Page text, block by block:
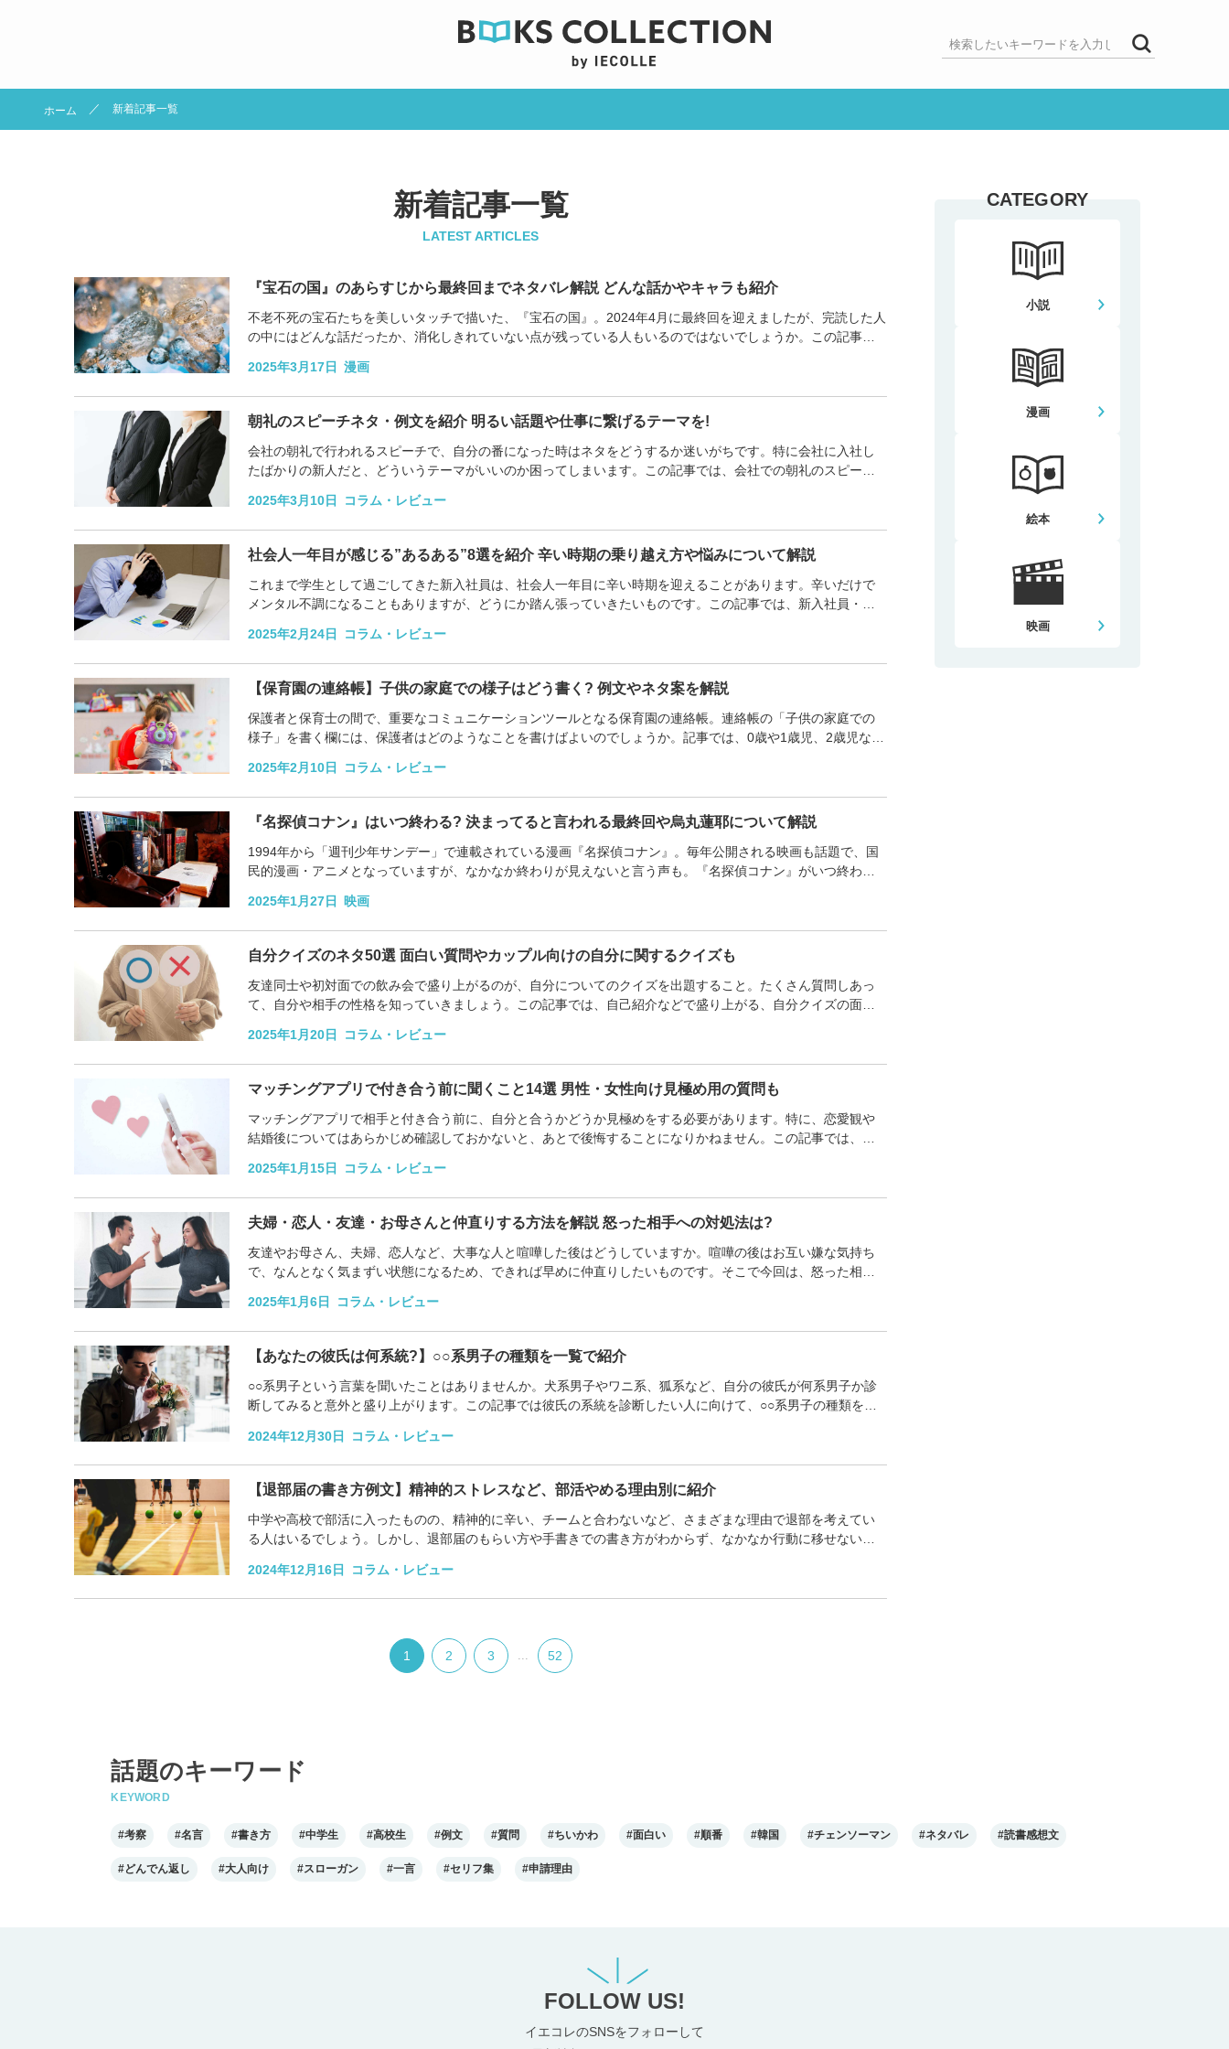
ホーム 新着記事一覧
新着記事一覧
LATEST ARTICLES
『宝石の国』のあらすじから最終回までネタバレ解説 どんな話かやキャラも紹介
不老不死の宝石たちを美しいタッチで描いた、『宝石の国』。2024年4月に最終回を迎えましたが、完読した人
の中にはどんな話だったか、消化しきれていない点が残っている人もいるのではないでしょうか。この記事で
2025年3月17日 漫画
朝礼のスピーチネタ・例文を紹介 明るい話題や仕事に繋げるテーマを!
会社の朝礼で行われるスピーチで、自分の番になった時はネタをどうするか迷いがちです。特に会社に入社し
たばかりの新人だと、どういうテーマがいいのか困ってしまいます。この記事では、会社での朝礼のスピーチ
2025年3月10日 コラム・レビュー
社会人一年目が感じる”あるある”8選を紹介 辛い時期の乗り越え方や悩みについて解説
これまで学生として過ごしてきた新入社員は、社会人一年目に辛い時期を迎えることがあります。辛いだけで
メンタル不調になることもありますが、どうにか踏ん張っていきたいものです。この記事では、新入社員・新
2025年2月24日 コラム・レビュー
【保育園の連絡帳】子供の家庭での様子はどう書く? 例文やネタ案を解説
保護者と保育士の間で、重要なコミュニケーションツールとなる保育園の連絡帳。連絡帳の「子供の家庭での
様子」を書く欄には、保護者はどのようなことを書けばよいのでしょうか。記事では、0歳や1歳児、2歳児など
2025年2月10日 コラム・レビュー
『名探偵コナン』はいつ終わる? 決まってると言われる最終回や烏丸蓮耶について解説
1994年から「週刊少年サンデー」で連載されている漫画『名探偵コナン』。毎年公開される映画も話題で、国
民的漫画・アニメとなっていますが、なかなか終わりが見えないと言う声も。『名探偵コナン』がいつ終わる
2025年1月27日 映画
自分クイズのネタ50選 面白い質問やカップル向けの自分に関するクイズも
友達同士や初対面での飲み会で盛り上がるのが、自分についてのクイズを出題すること。たくさん質問しあっ
て、自分や相手の性格を知っていきましょう。この記事では、自己紹介などで盛り上がる、自分クイズの面白
2025年1月20日 コラム・レビュー
マッチングアプリで付き合う前に聞くこと14選 男性・女性向け見極め用の質問も
マッチングアプリで相手と付き合う前に、自分と合うかどうか見極めをする必要があります。特に、恋愛観や
結婚後についてはあらかじめ確認しておかないと、あとで後悔することになりかねません。この記事では、マ
2025年1月15日 コラム・レビュー
夫婦・恋人・友達・お母さんと仲直りする方法を解説 怒った相手への対処法は?
友達やお母さん、夫婦、恋人など、大事な人と喧嘩した後はどうしていますか。喧嘩の後はお互い嫌な気持ち
で、なんとなく気まずい状態になるため、できれば早めに仲直りしたいものです。そこで今回は、怒った相手
2025年1月6日 コラム・レビュー
【あなたの彼氏は何系統?】○○系男子の種類を一覧で紹介
○○系男子という言葉を聞いたことはありませんか。犬系男子やワニ系、狐系など、自分の彼氏が何系男子か診
断してみると意外と盛り上がります。この記事では彼氏の系統を診断したい人に向けて、○○系男子の種類を一
2024年12月30日 コラム・レビュー
【退部届の書き方例文】精神的ストレスなど、部活やめる理由別に紹介
中学や高校で部活に入ったものの、精神的に辛い、チームと合わないなど、さまざまな理由で退部を考えてい
る人はいるでしょう。しかし、退部届のもらい方や手書きでの書き方がわからず、なかなか行動に移せないこ
2024年12月16日 コラム・レビュー
1 2 3 ... 52
CATEGORY
小説
漫画
絵本
映画
話題のキーワード
KEYWORD
#考察 #名言 #書き方 #中学生 #高校生 #例文 #質問 #ちいかわ #面白い #順番 #韓国 #チェンソーマン #ネタバレ #読書感想文
#どんでん返し #大人向け #スローガン #一言 #セリフ集 #申請理由
FOLLOW US!
イエコレのSNSをフォローして